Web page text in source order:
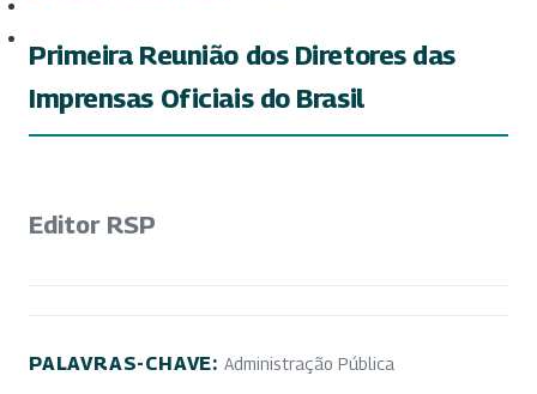
Primeira Reunião dos Diretores das
Imprensas Oficiais do Brasil
Editor RSP
PALAVRAS-CHAVE: Administração Pública